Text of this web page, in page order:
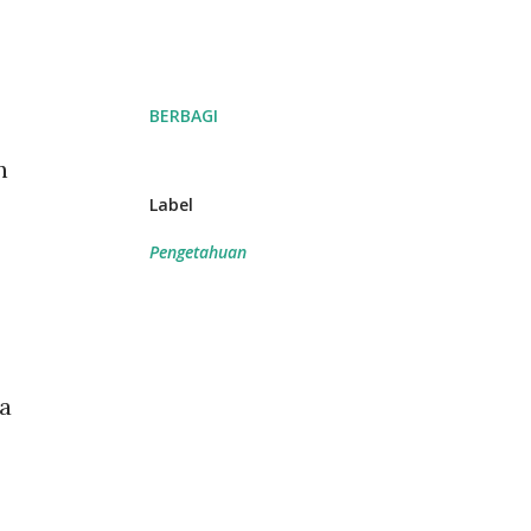
BERBAGI
Label
Pengetahuan